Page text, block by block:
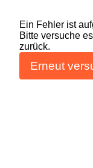
Ein Fehler ist
Bitte versuche
zurück.
Erneut